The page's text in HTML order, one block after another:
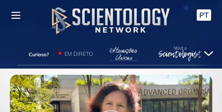
PT
Curioso? EM DIRETO